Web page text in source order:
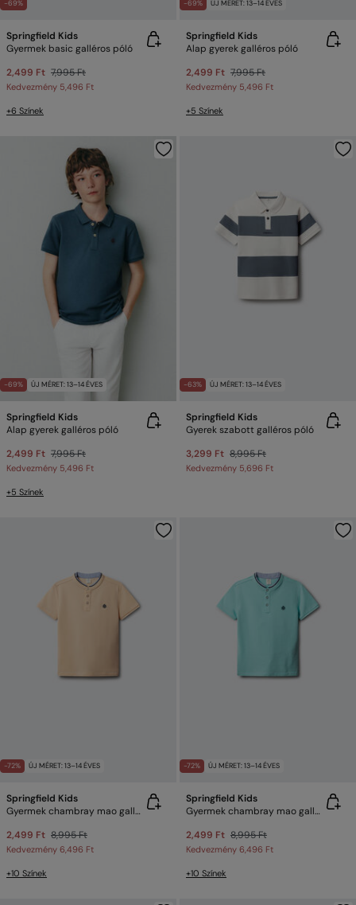
-69%
Springfield Kids
Gyermek basic galléros póló
2,499 Ft 7,995 Ft
Kedvezmény 5,496 Ft
+6 Színek
-69% ÚJ MÉRET: 13–14 ÉVES
Springfield Kids
Alap gyerek galléros póló
2,499 Ft 7,995 Ft
Kedvezmény 5,496 Ft
+5 Színek
-69% ÚJ MÉRET: 13–14 ÉVES
Springfield Kids
Alap gyerek galléros póló
2,499 Ft 7,995 Ft
Kedvezmény 5,496 Ft
+5 Színek
-63% ÚJ MÉRET: 13–14 ÉVES
Springfield Kids
Gyerek szabott galléros póló
3,299 Ft 8,995 Ft
Kedvezmény 5,696 Ft
-72% ÚJ MÉRET: 13–14 ÉVES
Springfield Kids
Gyermek chambray mao galléros póló
2,499 Ft 8,995 Ft
Kedvezmény 6,496 Ft
+10 Színek
-72% ÚJ MÉRET: 13–14 ÉVES
Springfield Kids
Gyermek chambray mao galléros póló
2,499 Ft 8,995 Ft
Kedvezmény 6,496 Ft
+10 Színek